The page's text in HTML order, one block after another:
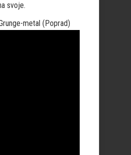
svoje.
metal (Poprad)